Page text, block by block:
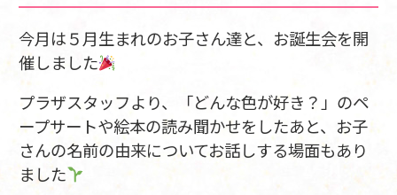
今月は５月生まれのお子さん達と、お誕生会を開
催しました
プラザスタッフより、「どんな色が好き？」のペ
ープサートや絵本の読み聞かせをしたあと、お子
さんの名前の由来についてお話しする場面もあり
ました